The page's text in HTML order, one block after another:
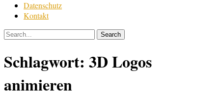
Datenschutz
Kontakt
Schlagwort: 3D Logos
animieren